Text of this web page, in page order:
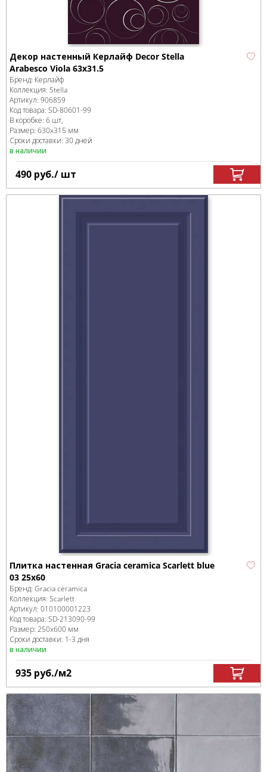
Декор настенный Керлайф Decor Stella
Arabesco Viola 63x31.5
Бренд: Керлайф
Коллекция: Stella
Артикул: 906859
Код товара: SD-80601-99
В коробке: 6 шт,
Размер: 630x315 мм
Сроки доставки: 30 дней
в наличии
490 руб./ шт
Плитка настенная Gracia ceramica Scarlett blue
03 25х60
Бренд: Gracia ceramica
Коллекция: Scarlett
Артикул: 010100001223
Код товара: SD-213090-99
Размер: 250x600 мм
Сроки доставки: 1-3 дня
в наличии
935 руб./м2